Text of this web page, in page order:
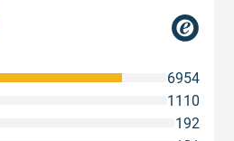
192
1110
6954